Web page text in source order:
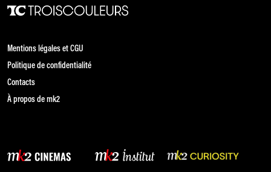
Mentions légales et CGU
Politique de confidentialité
Contacts
À propos de mk2